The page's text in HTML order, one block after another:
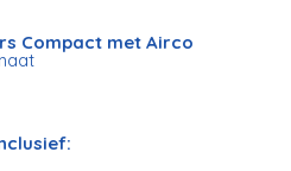
Compact met Airco